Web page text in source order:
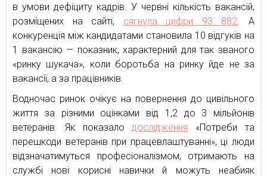
в умови дефіциту кадрів. У червні кількість вакансій,
розміщених на сайті, сягнула цифри 93 882. А
конкуренція між кандидатами становила 10 відгуків на
1 вакансію — показник, характерний для так званого
«ринку шукача», коли боротьба на ринку йде не за
вакансії, а за працівників.
Водночас ринок очікує на повернення до цивільного
життя за різними оцінками від 1,2 до 3 мільйонів
ветеранів. Як показалодослідження «Потреби та
перешкоди ветеранів при працевлаштуванні», ці люди
відзначатимуться професіоналізмом, отримають на
службі нові корисні навички й можуть неабияк